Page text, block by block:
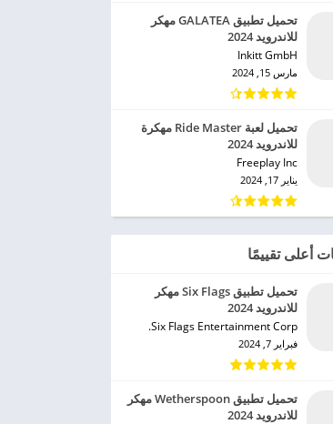
تحميل تطبيق GALATEA مهكر
للاندرويد 2024
Inkitt GmbH‏
مارس 15, 2024
تحميل لعبة Ride Master مهكرة
للاندرويد 2024
Freeplay Inc‏
يناير 17, 2024
أعلى تقييمًا
تحميل تطبيق Six Flags مهكر
للاندرويد 2024
Six Flags Entertainment Corp.‏
فبراير 7, 2024
تحميل تطبيق Wetherspoon مهكر
للاندرويد 2024